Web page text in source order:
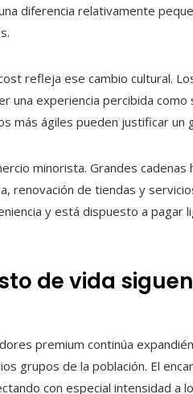
diferencia relativamente
refleja ese cambio cultural.
una experiencia percibida
más ágiles pueden justificar un
minorista. Grandes
renovación de tiendas y
y está dispuesto a pagar
de vida
premium continúa
grupos de la población. El
con especial intensidad a